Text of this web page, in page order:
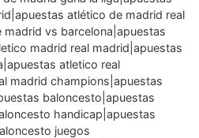
atlético de madrid real
vs barcelona|apuestas
madrid real madrid|apuestas
atletico real
madrid champions|apuestas
baloncesto|apuestas
handicap|apuestas
juegos